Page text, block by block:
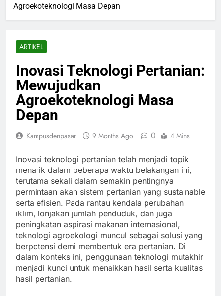
Agroekoteknologi Masa Depan
ARTIKEL
Inovasi Teknologi Pertanian:
Mewujudkan
Agroekoteknologi Masa
Depan
Kampusdenpasar 9 Months Ago 0 4 Mins
Inovasi teknologi pertanian telah menjadi topik
menarik dalam beberapa waktu belakangan ini,
terutama sekali dalam semakin pentingnya
permintaan akan sistem pertanian yang sustainable
serta efisien. Pada rantau kendala perubahan
iklim, lonjakan jumlah penduduk, dan juga
peningkatan aspirasi makanan internasional,
teknologi agroekologi muncul sebagai solusi yang
berpotensi demi membentuk era pertanian. Di
dalam konteks ini, penggunaan teknologi mutakhir
menjadi kunci untuk menaikkan hasil serta kualitas
hasil pertanian.